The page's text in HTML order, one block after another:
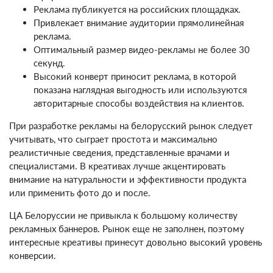
Реклама публикуется на российских площадках.
Привлекает внимание аудитории прямолинейная
реклама.
Оптимальный размер видео-рекламы не более 30
секунд.
Высокий конверт приносит реклама, в которой
показана наглядная выгодность или используются
авторитарные способы воздействия на клиентов.
При разработке рекламы на белорусский рынок следует
учитывать, что сыграет простота и максимально
реалистичные сведения, представленные врачами и
специалистами. В креативах лучше акцентировать
внимание на натуральности и эффективности продукта
или применить фото до и после.
ЦА Белоруссии не привыкла к большому количеству
рекламных баннеров. Рынок еще не заполнен, поэтому
интересные креативы принесут довольно высокий уровень
конверсии.